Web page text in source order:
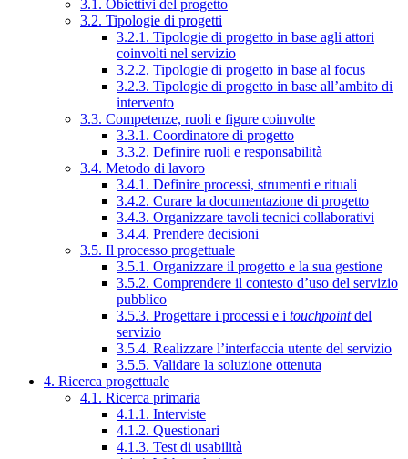
3.1. Obiettivi del progetto
3.2. Tipologie di progetti
3.2.1. Tipologie di progetto in base agli attori
coinvolti nel servizio
3.2.2. Tipologie di progetto in base al focus
3.2.3. Tipologie di progetto in base all’ambito di
intervento
3.3. Competenze, ruoli e figure coinvolte
3.3.1. Coordinatore di progetto
3.3.2. Definire ruoli e responsabilità
3.4. Metodo di lavoro
3.4.1. Definire processi, strumenti e rituali
3.4.2. Curare la documentazione di progetto
3.4.3. Organizzare tavoli tecnici collaborativi
3.4.4. Prendere decisioni
3.5. Il processo progettuale
3.5.1. Organizzare il progetto e la sua gestione
3.5.2. Comprendere il contesto d’uso del servizio
pubblico
3.5.3. Progettare i processi e i touchpointdel
servizio
3.5.4. Realizzare l’interfaccia utente del servizio
3.5.5. Validare la soluzione ottenuta
4. Ricerca progettuale
4.1. Ricerca primaria
4.1.1. Interviste
4.1.2. Questionari
4.1.3. Test di usabilità